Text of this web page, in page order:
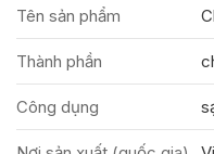
Tên sản phẩm
Thành phần
Công dụng